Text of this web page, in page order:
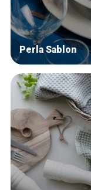
Perla Sablon